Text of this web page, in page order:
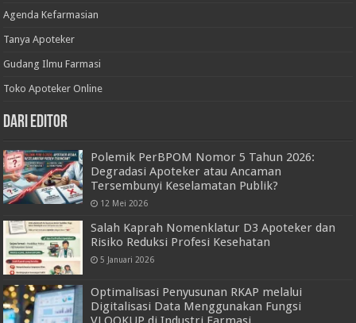
Agenda Kefarmasian
Tanya Apoteker
Gudang Ilmu Farmasi
Toko Apoteker Online
Dari Editor
Polemik PerBPOM Nomor 5 Tahun 2026:
Degradasi Apoteker atau Ancaman
Tersembunyi Keselamatan Publik?
12 Mei 2026
Salah Kaprah Nomenklatur D3 Apoteker dan
Risiko Reduksi Profesi Kesehatan
5 Januari 2026
Optimalisasi Penyusunan RKAP melalui
Digitalisasi Data Menggunakan Fungsi